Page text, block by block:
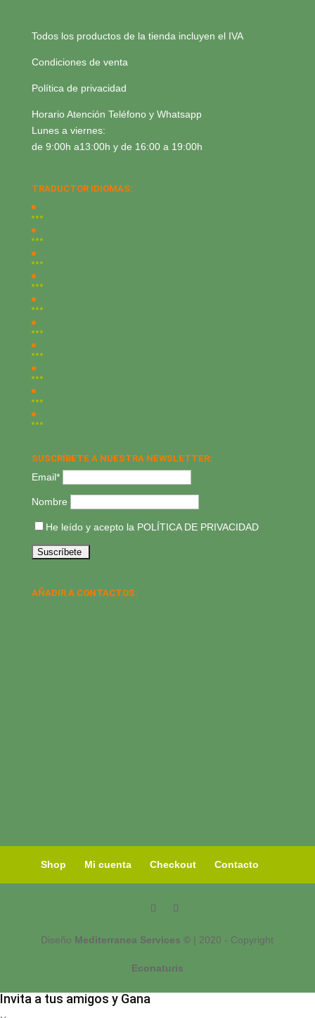
Todos los productos de la tienda incluyen el IVA
Condiciones de venta
Política de privacidad
Horario Atención Teléfono y Whatsapp
Lunes a viernes:
de 9:00h a13:00h y de 16:00 a 19:00h
TRADUCTOR IDIOMAS:
SUSCRÍBETE A NUESTRA NEWSLETTER:
Email*
Nombre
He leído y acepto la POLÍTICA DE PRIVACIDAD
AÑADIR A CONTACTOS:
Shop Mi cuenta Checkout Contacto
Diseño Mediterranea Services © | 2020 - Copyright
Econaturis
Invita a tus amigos y Gana